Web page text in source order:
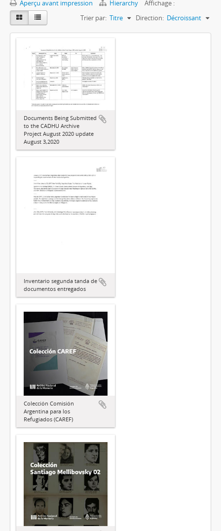
Aperçu avant impression Hierarchy
Affichage :
Trier par: Titre Direction: Décroissant
Documents Being Submitted
to the CADHU Archive
Project August 2020 update
August 3,2020
Inventario segunda tanda de
documentos entregados
Colección Comisión
Argentina para los
Refugiados (CAREF)